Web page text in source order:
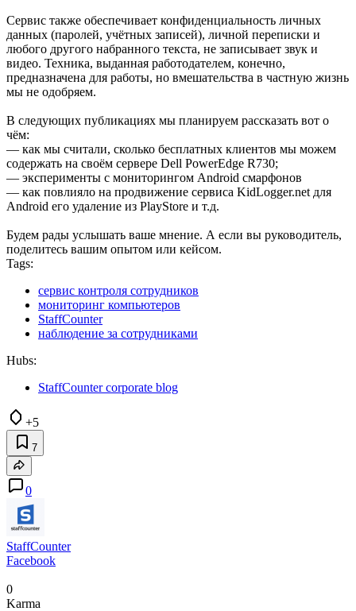
Сервис также обеспечивает конфиденциальность личных
данных (паролей, учётных записей), личной переписки и
любого другого набранного текста, не записывает звук и
видео. Техника, выданная работодателем, конечно,
предназначена для работы, но вмешательства в частную жизнь
мы не одобряем.
В следующих публикациях мы планируем рассказать вот о
чём:
— как мы считали, сколько бесплатных клиентов мы можем
содержать на своём сервере Dell PowerEdge R730;
— эксперименты с мониторингом Android смарфонов
— как повлияло на продвижение сервиса KidLogger.net для
Android его удаление из PlayStore и т.д.
Будем рады услышать ваше мнение. А если вы руководитель,
поделитесь вашим опытом или кейсом.
Tags:
сервис контроля сотрудников
мониторинг компьютеров
StaffCounter
наблюдение за сотрудниками
Hubs:
StaffCounter corporate blog
+5
7
0
StaffCounter
Facebook
0
Karma